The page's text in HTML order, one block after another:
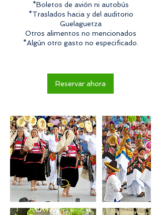
*Boletos de avión ni autobús
*Traslados hacia y del auditorio
Guelaguetza
Otros alimentos no mencionados
*Algún otro gasto no especificado.
Reservar ahora